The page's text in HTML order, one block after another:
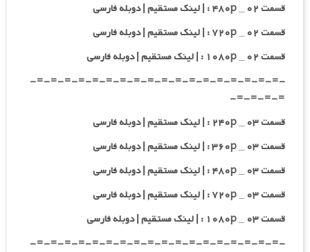
قسمت ۰۲ _ ۴۸۰p : | لینک مستقیم | دوبله فارسی
قسمت ۰۲ _ ۷۲۰p : | لینک مستقیم | دوبله فارسی
قسمت ۰۲ _ ۱۰۸۰p : | لینک مستقیم | دوبله فارسی
-=-=-=-=-=-=-=-=-=-=-=-=-=-=-=-=-=-=-
=-=-=-=-
قسمت ۰۳ _ ۲۴۰p : | لینک مستقیم | دوبله فارسی
قسمت ۰۳ _ ۳۶۰p : | لینک مستقیم | دوبله فارسی
قسمت ۰۳ _ ۴۸۰p : | لینک مستقیم | دوبله فارسی
قسمت ۰۳ _ ۷۲۰p : | لینک مستقیم | دوبله فارسی
قسمت ۰۳ _ ۱۰۸۰p : | لینک مستقیم | دوبله فارسی
-=-=-=-=-=-=-=-=-=-=-=-=-=-=-=-=-=-=-